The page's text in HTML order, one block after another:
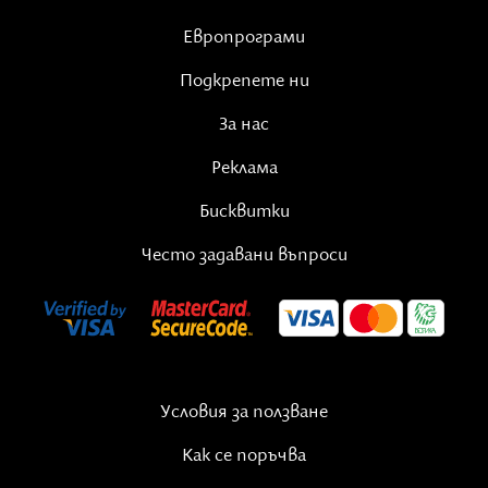
системи за обдишане на пациенти на
43 държави по време на пандемията
COVID-19. Финансирани са над 150
интервенции за ХИВ и за стартиране
на Фонда за противодействие на
китайското влияние (предвидените
инвестициите тук са 300 милиона
Студената война и се появиха нови
заплахи за интересите на САЩ,
USAID от г-н Тръмп застрашава
способността на нацията да се
конкурира с Китай и Русия, коментира
Европрограми
Подкрепете ни
За нас
Реклама
Бисквитки
Често задавани въпроси
Условия за ползване
Как се поръчва